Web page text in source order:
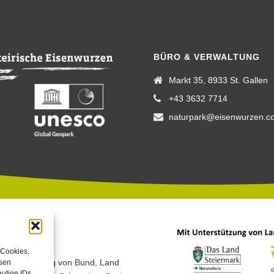
BÜRO & VERWALTUNG
Markt 35, 8933 St. Gallen
+43 3632 7714
von Bund, Land